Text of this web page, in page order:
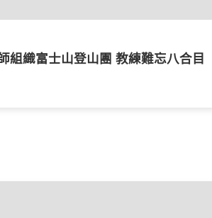
組織富士山登山團‎ 教練難忘八合目